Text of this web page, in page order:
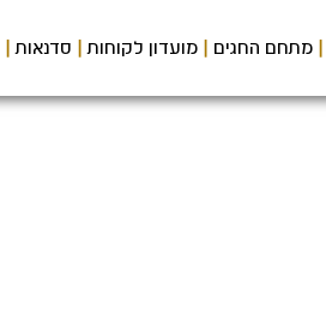
מתחם החגים מועדון לקוחות סדנאות